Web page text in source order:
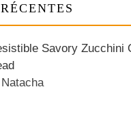
Savory Zucchini